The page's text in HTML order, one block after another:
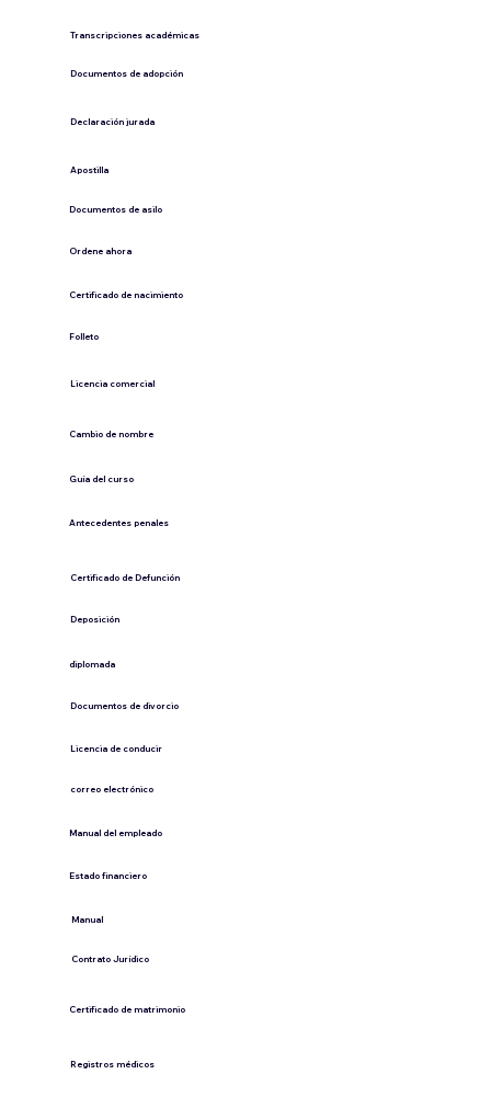
Transcripciones académicas
Documentos de adopción
Declaración jurada
​Apostilla
Documentos de asilo
Ordene ahora
Certificado de nacimiento
Folleto
​Licencia comercial
Cambio de nombre
Guía del curso
Antecedentes penales
​Certificado de Defunción
​Deposición
diplomada
Documentos de divorcio
Licencia de conducir
​correo electrónico
Manual del empleado
Estado financiero
​Manual
​Contrato Jurídico
Certificado de matrimonio
Registros médicos